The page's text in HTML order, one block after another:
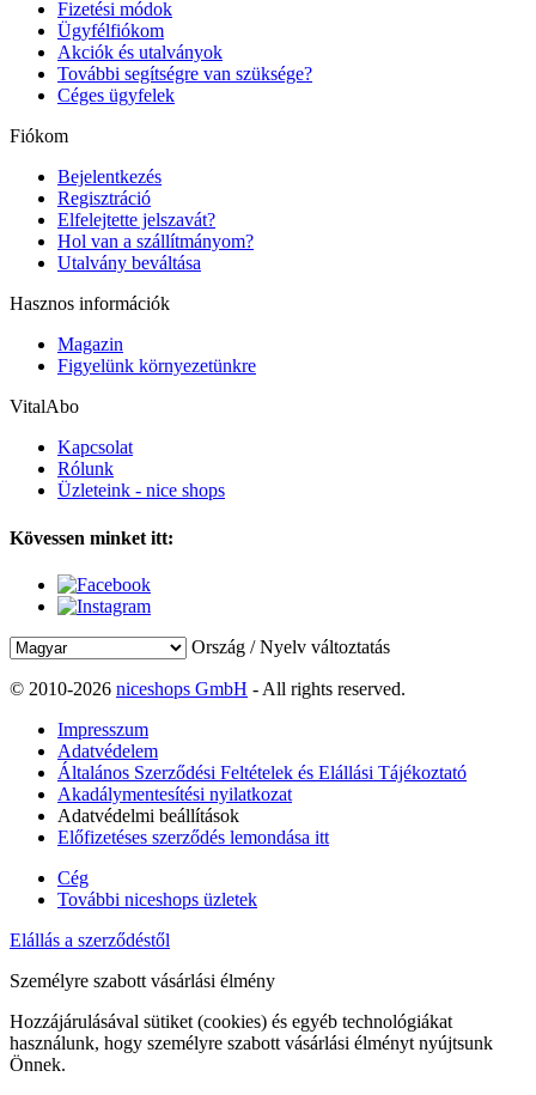
Fizetési módok
Ügyfélfiókom
Akciók és utalványok
További segítségre van szüksége?
Céges ügyfelek
Fiókom
Bejelentkezés
Regisztráció
Elfelejtette jelszavát?
Hol van a szállítmányom?
Utalvány beváltása
Hasznos információk
Magazin
Figyelünk környezetünkre
VitalAbo
Kapcsolat
Rólunk
Üzleteink - nice shops
Kövessen minket itt:
Ország / Nyelv változtatás
© 2010-2026 niceshops GmbH - All rights reserved.
Impresszum
Adatvédelem
Általános Szerződési Feltételek és Elállási Tájékoztató
Akadálymentesítési nyilatkozat
Adatvédelmi beállítások
Előfizetéses szerződés lemondása itt
Cég
További niceshops üzletek
Elállás a szerződéstől
Személyre szabott vásárlási élmény
Hozzájárulásával sütiket (cookies) és egyéb technológiákat
használunk, hogy személyre szabott vásárlási élményt nyújtsunk
Önnek.